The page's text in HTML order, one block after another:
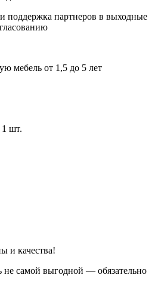
поддержка партнеров в выходные
мебель от 1,5 до 5 лет
1 шт.
и качества!
не самой выгодной — обязательно